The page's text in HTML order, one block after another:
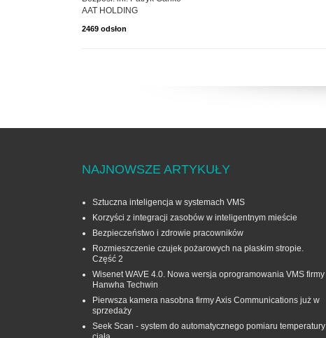
AAT HOLDING
2469 odsłon
NAJNOWSZE ARTYKUŁY
Sztuczna inteligencja w systemach VMS
Korzyści z integracji zasobów w inteligentnym mieście
Bezpieczeństwo i zdrowie pracowników
Rozmieszczenie czujek pożarowych na płaskim stropie.
Część 2
Wisenet WAVE 4.0. Nowa wersja oprogramowania VMS firmy
Hanwha Techwin
Pierwsza kamera nasobna firmy Axis Communications już w
sprzedaży
Seek Scan - system do automatycznego pomiaru temperatury